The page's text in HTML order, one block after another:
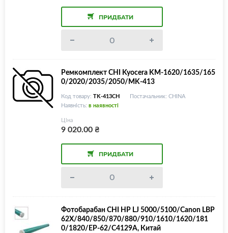
ПРИДБАТИ
Ремкомплект CHI Kyocera KM-1620/1635/165
0/2020/2035/2050/MK-413
Код товару: TK-413CH
Постачальник: CHINA
Наявність: в наявності
Ціна
9 020.00₴
ПРИДБАТИ
Фотобарабан CHI HP LJ 5000/5100/Canon LBP
62X/840/850/870/880/910/1610/1620/181
0/1820/EP-62/C4129A, Китай